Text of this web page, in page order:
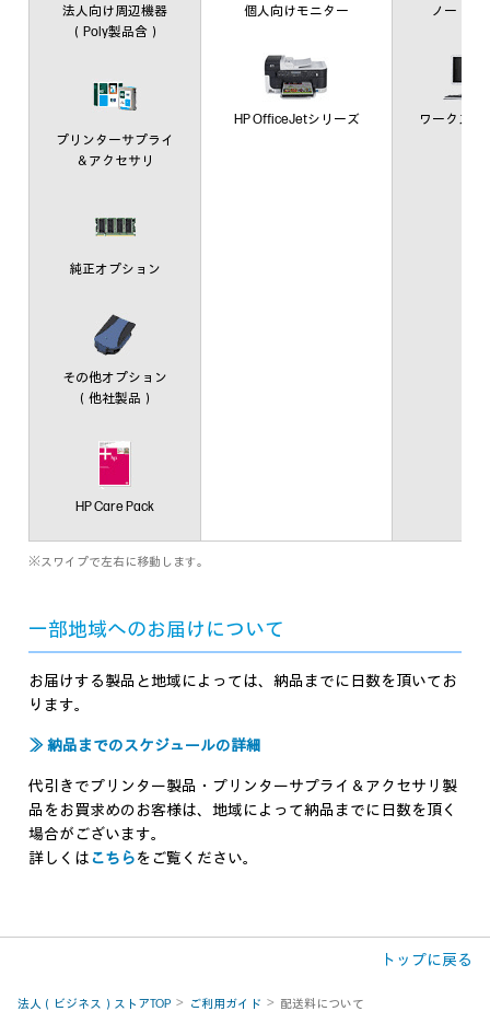
法人向け周辺機器
（Poly製品含）
プリンターサプライ
＆アクセサリ
純正オプション
その他オプション
（他社製品）
HP Care Pack
個人向けモニター
HP OfficeJetシリーズ
ノートブ
ワークステ
※スワイプで左右に移動します。
一部地域へのお届けについて
お届けする製品と地域によっては、納品までに日数を頂いてお
ります。
≫ 納品までのスケジュールの詳細
代引きでプリンター製品・プリンターサプライ＆アクセサリ製
品をお買求めのお客様は、地域によって納品までに日数を頂く
場合がございます。
詳しくはこちらをご覧ください。
トップに戻る
法人（ビジネス）ストアTOP ご利用ガイド 配送料について